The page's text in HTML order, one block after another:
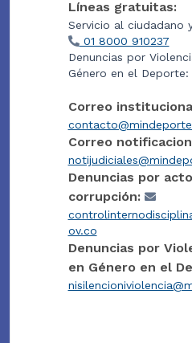
Líneas gratuitas:
Servicio al ciudadano
01 8000 910237
Denuncias por
Género en el Deporte:
Correo
Correo
Denuncias por
corrupción:
ov.co
Denuncias por
en Género en el